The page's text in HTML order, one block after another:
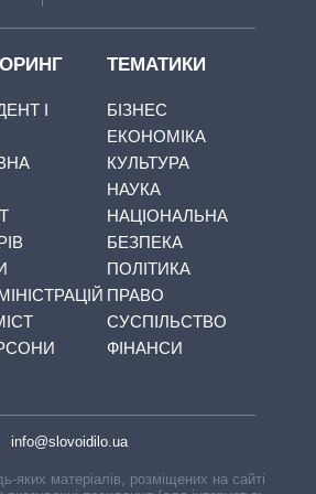
І
ТЕМАТИКИ
БІЗНЕС
ЕКОНОМІКА
КУЛЬТУРА
НАУКА
НАЦІОНАЛЬНА
БЕЗПЕКА
ПОЛІТИКА
ПРАВО
СУСПІЛЬСТВО
ФІНАНСИ
info@slovoidilo.ua
яких матеріалів, розміщених на сайті,